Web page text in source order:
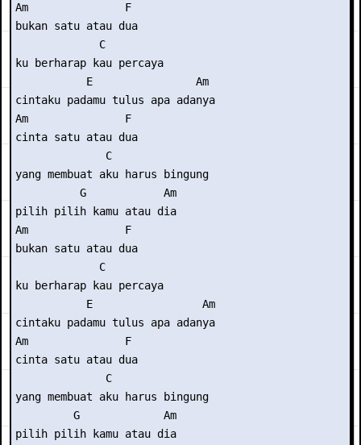
Am               F
bukan satu atau dua
             C
ku berharap kau percaya
           E                Am
cintaku padamu tulus apa adanya
Am               F
cinta satu atau dua
              C
yang membuat aku harus bingung
          G            Am
pilih pilih kamu atau dia
Am               F
bukan satu atau dua
             C
ku berharap kau percaya
           E                 Am
cintaku padamu tulus apa adanya
Am               F
cinta satu atau dua
              C
yang membuat aku harus bingung
         G             Am
pilih pilih kamu atau dia